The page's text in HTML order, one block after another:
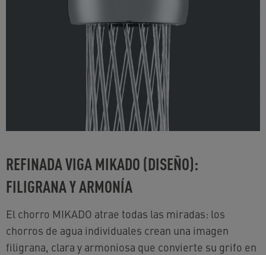
REFINADA VIGA MIKADO (DISEÑO):
FILIGRANA Y ARMONÍA
El chorro MIKADO atrae todas las miradas: los
chorros de agua individuales crean una imagen
filigrana, clara y armoniosa que convierte su grifo en